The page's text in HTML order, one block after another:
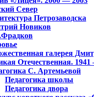
Север
Петрозаводска
Новиков
галерея
Отечественная.
С. Артемьевой
Педагогика школы
Педагогика двора